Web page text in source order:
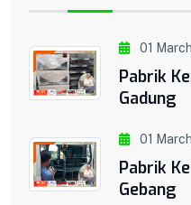
01
Pabrik
Gadung
01
Pabrik
Gebang